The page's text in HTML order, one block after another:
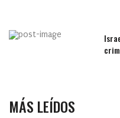
MÁS LEÍDOS